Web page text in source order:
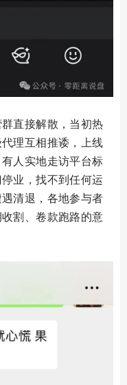
直接解散，当初热
理互相推诿，上线
人实地走访平台标
业，找不到任何运
清退，各地参与者
割、卷款跑路的意